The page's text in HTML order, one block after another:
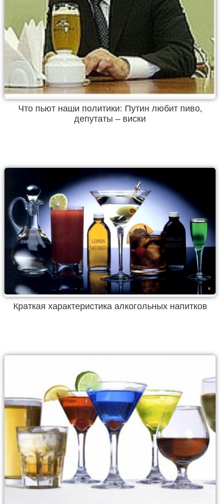
Что пьют наши политики: Путин любит пиво,
депутаты – виски
Краткая характеристика алкогольных напитков